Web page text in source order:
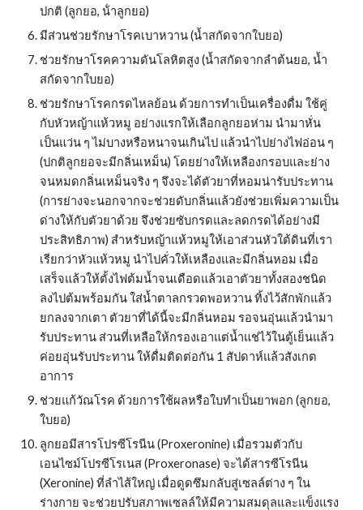
ปกติ (ลูกยอ, น้ําลูกยอ)
มีส่วนช่วยรักษาโรคเบาหวาน (น้ำสกัดจากใบยอ)
ช่วยรักษาโรคความดันโลหิตสูง (น้ำสกัดจากลำต้นยอ, น้ำ
สกัดจากใบยอ)
ช่วยรักษาโรคกรดไหลย้อน ด้วยการทำเป็นเครื่องดื่ม ใช้คู่
กับหัวหญ้าแห้วหมู อย่างแรกให้เลือกลูกยอห่าม นำมาหั่น
เป็นแว่น ๆ ไม่บางหรือหนาจนเกินไป แล้วนำไปย่างไฟอ่อน ๆ
(ปกติลูกยอจะมีกลิ่นเหม็น) โดยย่างให้เหลืองกรอบและย่าง
จนหมดกลิ่นเหม็นจริง ๆ จึงจะได้ตัวยาที่หอมน่ารับประทาน
(การย่างจะนอกจากจะช่วยดับกลิ่นแล้วยังช่วยเพิ่มความเป็น
ด่างให้กับตัวยาด้วย จึงช่วยซับกรดและลดกรดได้อย่างมี
ประสิทธิภาพ) สำหรับหญ้าแห้วหมูให้เอาส่วนหัวใต้ดินที่เรา
เรียกว่าหัวแห้วหมู นำไปคั่วให้เหลืองและมีกลิ่นหอม เมื่อ
เสร็จแล้วให้ตั้งไฟต้มน้ำจนเดือดแล้วเอาตัวยาทั้งสองชนิด
ลงไปต้มพร้อมกัน ใส่น้ำตาลกรวดพอหวาน ทิ้งไว้สักพักแล้ว
ยกลงจากเตา ตัวยาที่ได้นี้จะมีกลิ่นหอม รอจนอุ่นแล้วนำมา
รับประทาน ส่วนที่เหลือให้กรองเอาแต่น้ำแช่ไว้ในตู้เย็นแล้ว
ค่อยอุ่นรับประทาน ให้ดื่มติดต่อกัน 1 สัปดาห์แล้วสังเกต
อาการ
ช่วยแก้วัณโรค ด้วยการใช้ผลหรือใบทำเป็นยาพอก (ลูกยอ,
ใบยอ)
ลูกยอมีสารโปรซีโรนีน (Proxeronine) เมื่อรวมตัวกับ
เอนไซม์โปรซีโรเนส (Proxeronase) จะได้สารซีโรนีน
(Xeronine) ที่ลำไส้ใหญ่ เมื่อดูดซึมกลับสู่เซลล์ต่าง ๆ ใน
ร่างกาย จะช่วยปรับสภาพเซลล์ให้มีความสมดุลและแข็งแรง